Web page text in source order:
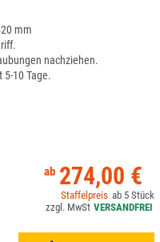
mm
nachziehen.
10 Tage.
274,00 €
5